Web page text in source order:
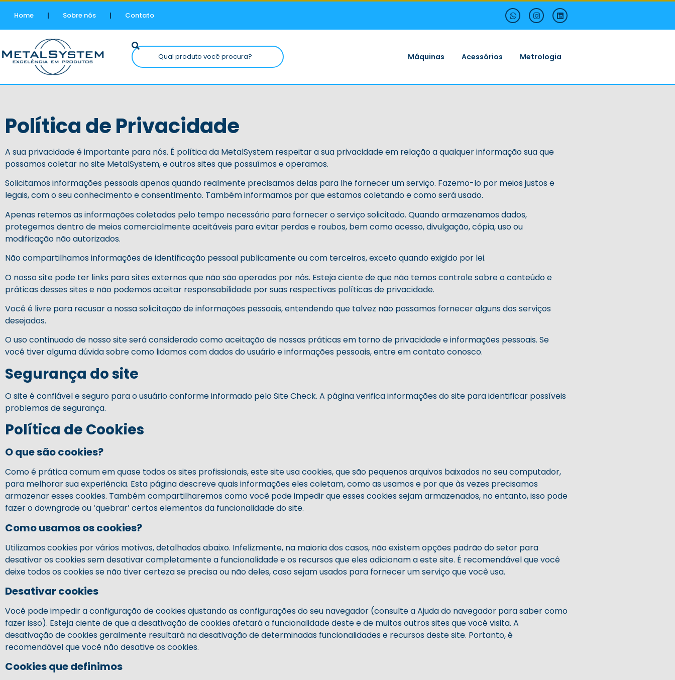
Home Sobre nós Contato
Máquinas Acessórios Metrologia
Política de Privacidade
A sua privacidade é importante para nós. É política da MetalSystem respeitar a sua privacidade em relação a qualquer informação sua que
possamos coletar no site MetalSystem, e outros sites que possuímos e operamos.
Solicitamos informações pessoais apenas quando realmente precisamos delas para lhe fornecer um serviço. Fazemo-lo por meios justos e
legais, com o seu conhecimento e consentimento. Também informamos por que estamos coletando e como será usado.
Apenas retemos as informações coletadas pelo tempo necessário para fornecer o serviço solicitado. Quando armazenamos dados,
protegemos dentro de meios comercialmente aceitáveis ​​para evitar perdas e roubos, bem como acesso, divulgação, cópia, uso ou
modificação não autorizados.
Não compartilhamos informações de identificação pessoal publicamente ou com terceiros, exceto quando exigido por lei.
O nosso site pode ter links para sites externos que não são operados por nós. Esteja ciente de que não temos controle sobre o conteúdo e
práticas desses sites e não podemos aceitar responsabilidade por suas respectivas políticas de privacidade.
Você é livre para recusar a nossa solicitação de informações pessoais, entendendo que talvez não possamos fornecer alguns dos serviços
desejados.
O uso continuado de nosso site será considerado como aceitação de nossas práticas em torno de privacidade e informações pessoais. Se
você tiver alguma dúvida sobre como lidamos com dados do usuário e informações pessoais, entre em contato conosco.
Segurança do site
O site é confiável e seguro para o usuário conforme informado peloSite Check. A página verifica informações do site para identificar possíveis
problemas de segurança.
Política de Cookies
O que são cookies?
Como é prática comum em quase todos os sites profissionais, este site usa cookies, que são pequenos arquivos baixados no seu computador,
para melhorar sua experiência. Esta página descreve quais informações eles coletam, como as usamos e por que às vezes precisamos
armazenar esses cookies. Também compartilharemos como você pode impedir que esses cookies sejam armazenados, no entanto, isso pode
fazer o downgrade ou ‘quebrar’ certos elementos da funcionalidade do site.
Como usamos os cookies?
Utilizamos cookies por vários motivos, detalhados abaixo. Infelizmente, na maioria dos casos, não existem opções padrão do setor para
desativar os cookies sem desativar completamente a funcionalidade e os recursos que eles adicionam a este site. É recomendável que você
deixe todos os cookies se não tiver certeza se precisa ou não deles, caso sejam usados ​​para fornecer um serviço que você usa.
Desativar cookies
Você pode impedir a configuração de cookies ajustando as configurações do seu navegador (consulte a Ajuda do navegador para saber como
fazer isso). Esteja ciente de que a desativação de cookies afetará a funcionalidade deste e de muitos outros sites que você visita. A
desativação de cookies geralmente resultará na desativação de determinadas funcionalidades e recursos deste site. Portanto, é
recomendável que você não desative os cookies.
Cookies que definimos